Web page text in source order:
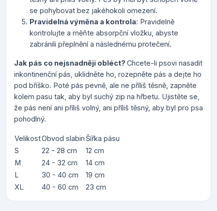
se pohybovat bez jakéhokoli omezení.
Pravidelná výměna a kontrola: Pravidelně
kontrolujte a měňte absorpční vložku, abyste
zabránili přeplnění a následnému protečení.
Jak pás co nejsnadněji obléct? Chcete-li psovi nasadit
inkontinenční pás, uklidněte ho, rozepněte pás a dejte ho
pod bříško. Poté pás pevně, ale ne příliš těsně, zapněte
kolem pasu tak, aby byl suchý zip na hřbetu. Ujistěte se,
že pás není ani příliš volný, ani příliš těsný, aby byl pro psa
pohodlný.
VelikostObvod slabin Šířka pásu
S
22 - 28 cm
12 cm
M
24 - 32 cm
14 cm
L
30 - 40 cm
19 cm
XL
40 - 60 cm 23 cm